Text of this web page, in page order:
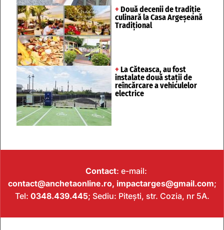
+ Două decenii de tradiție
culinară la Casa Argeșeană
Tradițional
+ La Căteasca, au fost
instalate două stații de
reîncărcare a vehiculelor
electrice
Contact: e-mail:
contact@anchetaonline.ro, impactarges@gmail.com;
Tel: 0348.439.445; Sediu: Pitești, str. Cozia, nr 5A.